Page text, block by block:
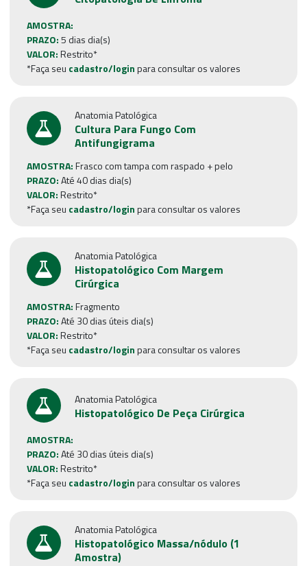
AMOSTRA:
PRAZO:5 dias dia(s)
VALOR:Restrito*
*Faça seu cadastro/loginpara consultar os valores
Anatomia Patológica
Cultura Para Fungo Com
Antifungigrama
AMOSTRA:Frasco com tampa com raspado + pelo
PRAZO:Até 40 dias dia(s)
VALOR:Restrito*
*Faça seu cadastro/loginpara consultar os valores
Anatomia Patológica
Histopatológico Com Margem
Cirúrgica
AMOSTRA:Fragmento
PRAZO:Até 30 dias úteis dia(s)
VALOR:Restrito*
*Faça seu cadastro/loginpara consultar os valores
Anatomia Patológica
Histopatológico De Peça Cirúrgica
AMOSTRA:
PRAZO:Até 30 dias úteis dia(s)
VALOR:Restrito*
*Faça seu cadastro/loginpara consultar os valores
Anatomia Patológica
Histopatológico Massa/nódulo (1
Amostra)